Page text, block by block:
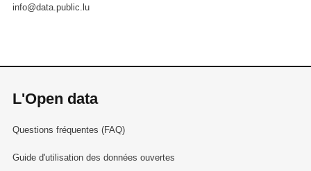
info@data.public.lu
L'Open data
Questions fréquentes (FAQ)
Guide d'utilisation des données ouvertes